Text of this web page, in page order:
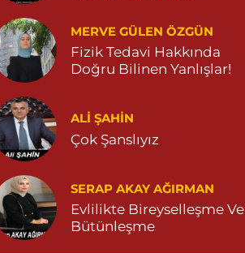
MERVE GÜLEN ÖZGÜN
Fizik Tedavi Hakkında
Doğru Bilinen Yanlışlar!
ALI ŞAHİN
Çok Şanslıyız
SERAP AKAY AĞIRMAN
Evlilikte Bireyselleşme Ve
Bütünleşme